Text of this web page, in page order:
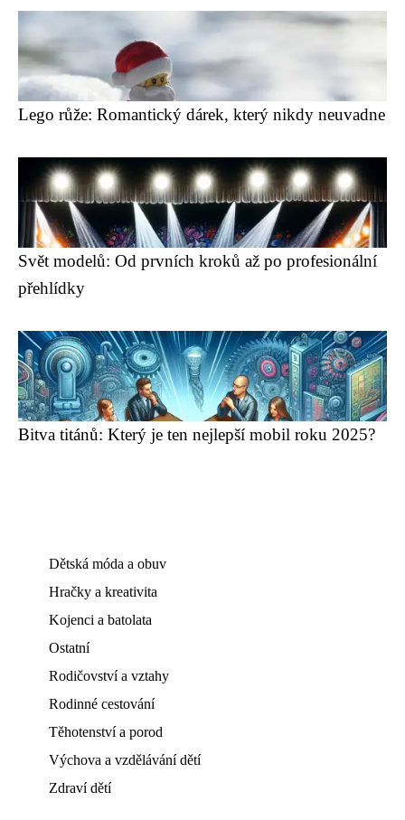
Lego růže: Romantický dárek, který nikdy neuvadne
Svět modelů: Od prvních kroků až po profesionální
přehlídky
Bitva titánů: Který je ten nejlepší mobil roku 2025?
Dětská móda a obuv
Hračky a kreativita
Kojenci a batolata
Ostatní
Rodičovství a vztahy
Rodinné cestování
Těhotenství a porod
Výchova a vzdělávání dětí
Zdraví dětí